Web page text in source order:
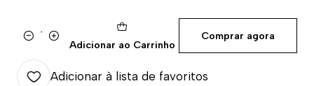
QuantidadeAdicionar ao Carrinho
Comprar agora
Adicionar à lista de favoritos